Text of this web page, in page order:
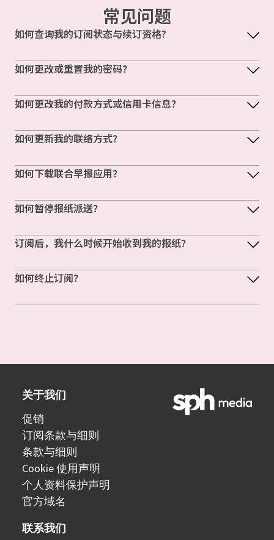
常见问题
如何查询我的订阅状态与续订资格?
如何更改或重置我的密码？
如何更改我的付款方式或信用卡信息？
如何更新我的联络方式？
如何下载联合早报应用？
如何暂停报纸派送？
订阅后，我什么时候开始收到我的报纸？
如何终止订阅？
关于我们
促销
订阅条款与细则
条款与细则
Cookie 使用声明
个人资料保护声明
官方域名
联系我们